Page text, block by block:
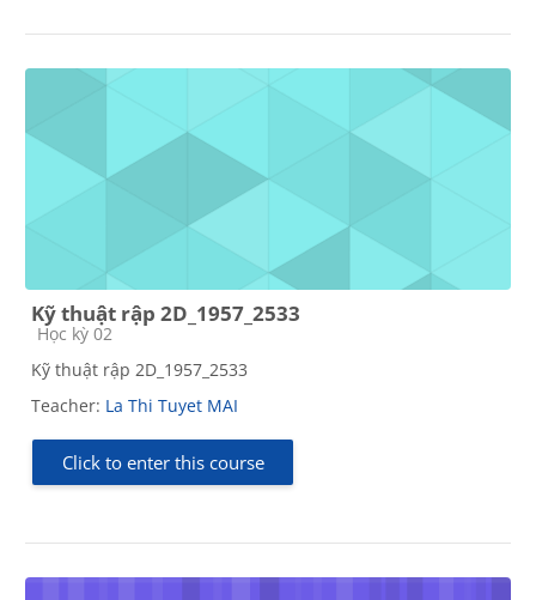
Kỹ thuật rập 2D_1957_2533
Course category
Học kỳ 02
Kỹ thuật rập 2D_1957_2533
Teacher: La Thi Tuyet MAI
Click to enter this course